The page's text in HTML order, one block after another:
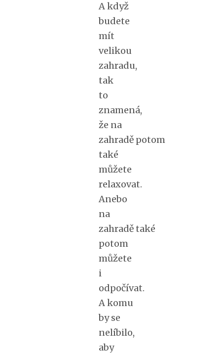
A když
budete
mít
velikou
zahradu,
tak
to
znamená,
že na
zahradě potom
také
můžete
relaxovat.
Anebo
na
zahradě také
potom
můžete
i
odpočívat.
A komu
by se
nelíbilo,
aby